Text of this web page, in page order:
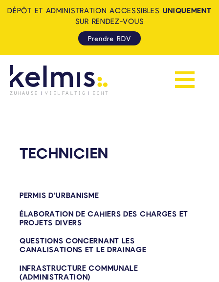
Afficher la
DÉPÔT ET ADMINISTRATION ACCESSIBLES UNIQUEMENT
SUR RENDEZ-VOUS
Prendre RDV
TECHNICIEN
PERMIS D’URBANISME
ÉLABORATION DE CAHIERS DES CHARGES ET
PROJETS DIVERS
QUESTIONS CONCERNANT LES
CANALISATIONS ET LE DRAINAGE
INFRASTRUCTURE COMMUNALE
(ADMINISTRATION)